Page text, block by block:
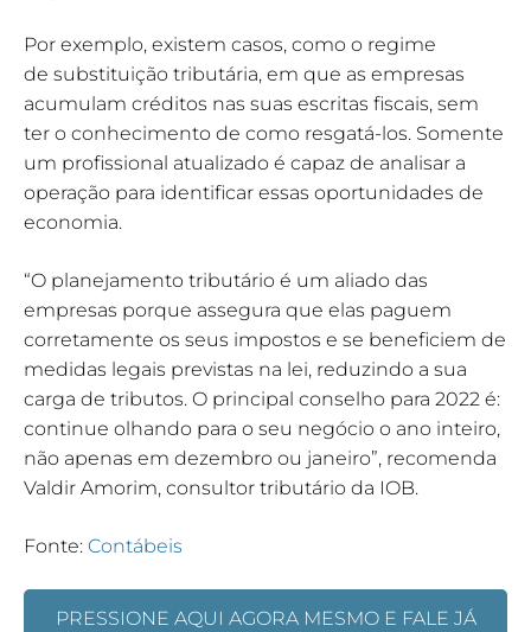
Por exemplo, existem casos, como o regime
de substituição tributária, em que as empresas
acumulam créditos nas suas escritas fiscais, sem
ter o conhecimento de como resgatá-los. Somente
um profissional atualizado é capaz de analisar a
operação para identificar essas oportunidades de
economia.
“O planejamento tributário é um aliado das
empresas porque assegura que elas paguem
corretamente os seus impostos e se beneficiem de
medidas legais previstas na lei, reduzindo a sua
carga de tributos. O principal conselho para 2022 é:
continue olhando para o seu negócio o ano inteiro,
não apenas em dezembro ou janeiro”, recomenda
Valdir Amorim, consultor tributário da IOB.
Fonte: Contábeis
PRESSIONE AQUI AGORA MESMO E FALE JÁ